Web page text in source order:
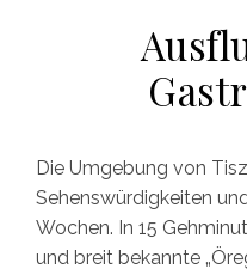
Die Umgebung von
Sehenswürdigkeiten
Wochen. In 15
und breit bekannte